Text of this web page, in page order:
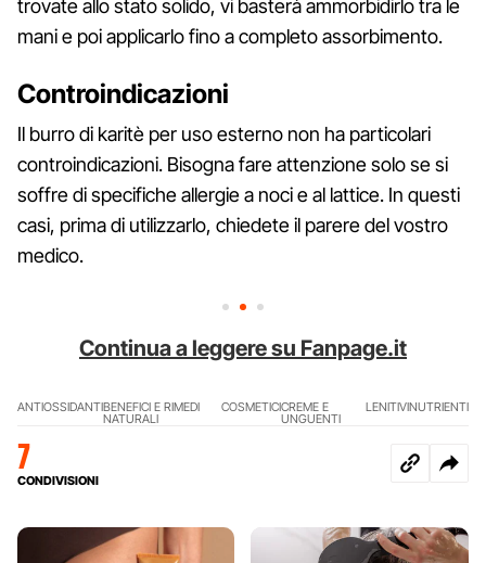
trovate allo stato solido, vi basterà ammorbidirlo tra le
mani e poi applicarlo fino a completo assorbimento.
Controindicazioni
Il burro di karitè per uso esterno non ha particolari
controindicazioni. Bisogna fare attenzione solo se si
soffre di specifiche allergie a noci e al lattice. In questi
casi, prima di utilizzarlo, chiedete il parere del vostro
medico.
Continua a leggere su Fanpage.it
ANTIOSSIDANTIBENEFICI E RIMEDI
NATURALI
COSMETICICREME E
UNGUENTI
LENITIVINUTRIENTI
7
CONDIVISIONI